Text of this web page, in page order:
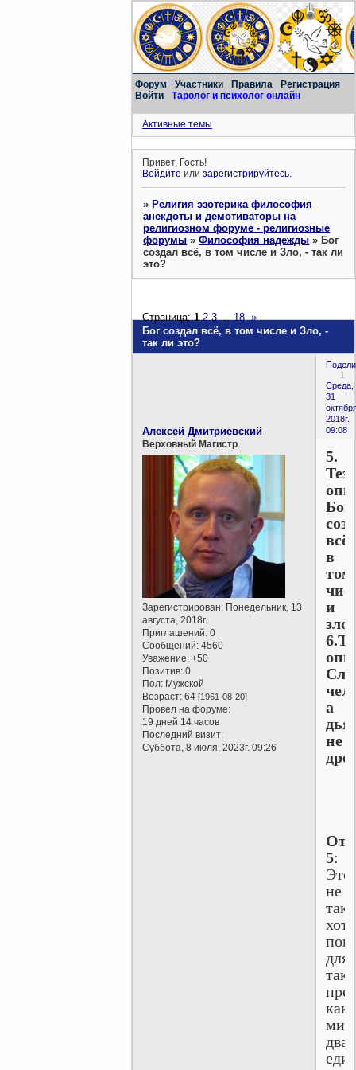
Форум Участники Правила
Регистрация
Войти
Таролог и психолог онлайн
Активные темы
Привет, Гость!
Войдите илизарегистрируйтесь.
»Религия эзотерика философия
анекдоты и демотиваторы на
религиозном форуме - религиозные
форумы »Философия надежды »Бог
создал всё, в том числе и Зло, - так ли
это?
Бог создал всё, в том числе и Зло, -
так ли это?
Страница:1 2 3 … 18 »
1
Среда,
31
2018г.
09:08
Алексей Дмитриевский
Верховный Магистр
Зарегистрирован: Понедельник, 13
августа, 2018г.
Приглашений: 0
Сообщений: 4560
Уважение: +50
Позитив: 0
Пол: Мужской
Возраст: 64[1961-08-20]
Провел на форуме:
19 дней 14 часов
Последний визит:
Суббота, 8 июля, 2023г. 09:26
5.
Бог
всё,
в
том
и
зло.
а
не
5:
Это
не
так,
хотя
для
как
два: